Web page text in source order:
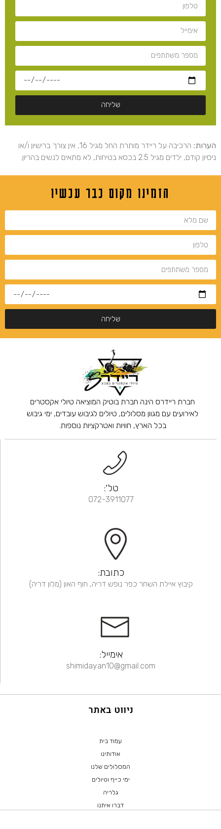
שליחה
הערות:
הרכיבה על ריידר מותרת החל מגיל 16, אין צורך ברישיון ו/או
ניסיון קודם, ילדים מגיל 2.5 בכסא בטיחות, לא מתאים לנשים בהריון.
הזמינו מקום כבר עכשיו
שליחה
חברת ריידרס הינה חברת בוטיק המוציאה טיולי אקסטרים
לאירועים עם מגוון מסלולים, טיולים לגיבוש עובדים, ימי גיבוש
בכל הארץ, חוויות ואטרקציות נוספות.
טל':
072-3911077
כתובת:
קיבוץ איילת השחר כפר נופש דריה, חוף האון (מלון דריה)
אימייל:
shimidayan10@gmail.com
ניווט באתר
עמוד בית
אודותינו
המסלולים שלנו
ימי כייף וטיולים
גלריה
דברו איתנו